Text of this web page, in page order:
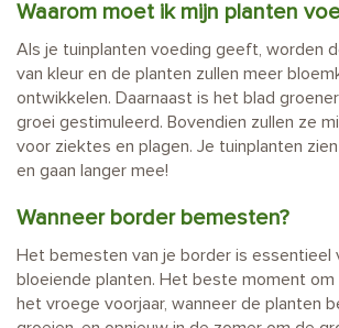
Waarom moet ik mijn planten
Als je tuinplanten voeding geeft, worden
van kleur en de planten zullen meer
ontwikkelen. Daarnaast is het blad
groei gestimuleerd. Bovendien zullen ze
voor ziektes en plagen. Je tuinplanten
en gaan langer mee!
Wanneer border bemesten?
Het bemesten van je border is essentieel
bloeiende planten. Het beste moment
het vroege voorjaar, wanneer de planten